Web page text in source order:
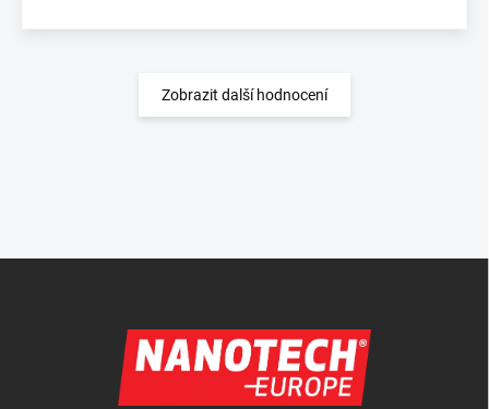
Zobrazit další hodnocení